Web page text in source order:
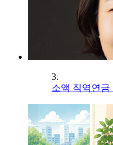
3.
소액 직역연